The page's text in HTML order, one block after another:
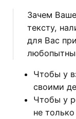
Зачем
тексту,
для Вас
Чтобы у
своими
Чтобы у
не